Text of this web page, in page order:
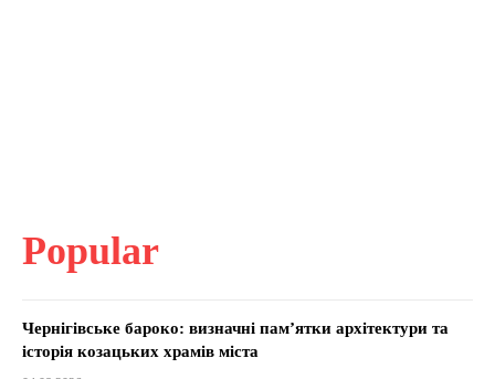
Popular
Чернігівське бароко: визначні пам’ятки архітектури та
історія козацьких храмів міста